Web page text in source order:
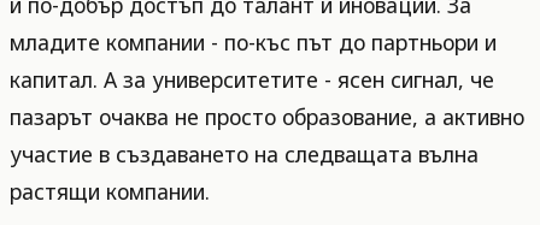
младите компании - по-къс път до партньори и
капитал. А за университетите - ясен сигнал, че
пазарът очаква не просто образование, а активно
участие в създаването на следващата вълна
растящи компании.